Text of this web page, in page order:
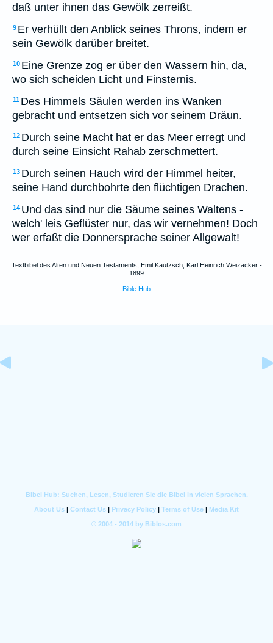
daß unter ihnen das Gewölk zerreißt.
9 Er verhüllt den Anblick seines Throns, indem er
sein Gewölk darüber breitet.
10 Eine Grenze zog er über den Wassern hin, da,
wo sich scheiden Licht und Finsternis.
11 Des Himmels Säulen werden ins Wanken
gebracht und entsetzen sich vor seinem Dräun.
12 Durch seine Macht hat er das Meer erregt und
durch seine Einsicht Rahab zerschmettert.
13 Durch seinen Hauch wird der Himmel heiter,
seine Hand durchbohrte den flüchtigen Drachen.
14 Und das sind nur die Säume seines Waltens -
welch' leis Geflüster nur, das wir vernehmen! Doch
wer erfaßt die Donnersprache seiner Allgewalt!
Textbibel des Alten und Neuen Testaments, Emil Kautzsch, Karl Heinrich Weizäcker -
1899
Bible Hub